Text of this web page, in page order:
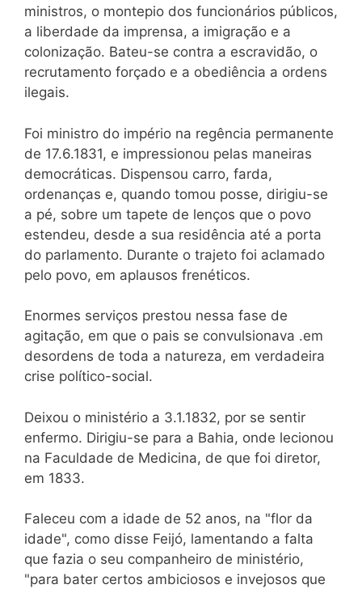
ministros, o montepio dos funcionários públicos,
a liberdade da imprensa, a imigração e a
colonização. Bateu-se contra a escravidão, o
recrutamento forçado e a obediência a ordens
ilegais.
Foi ministro do império na regência permanente
de 17.6.1831, e impressionou pelas maneiras
democráticas. Dispensou carro, farda,
ordenanças e, quando tomou posse, dirigiu-se
a pé, sobre um tapete de lenços que o povo
estendeu, desde a sua residência até a porta
do parlamento. Durante o trajeto foi aclamado
pelo povo, em aplausos frenéticos.
Enormes serviços prestou nessa fase de
agitação, em que o pais se convulsionava .em
desordens de toda a natureza, em verdadeira
crise político-social.
Deixou o ministério a 3.1.1832, por se sentir
enfermo. Dirigiu-se para a Bahia, onde lecionou
na Faculdade de Medicina, de que foi diretor,
em 1833.
Faleceu com a idade de 52 anos, na "flor da
idade", como disse Feijó, lamentando a falta
que fazia o seu companheiro de ministério,
"para bater certos ambiciosos e invejosos que